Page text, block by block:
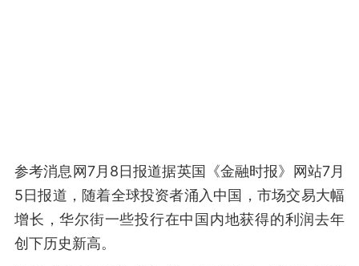
参考消息网7月8日报道据英国《金融时报》网站7月
5日报道，随着全球投资者涌入中国，市场交易大幅
增长，华尔街一些投行在中国内地获得的利润去年
创下历史新高。